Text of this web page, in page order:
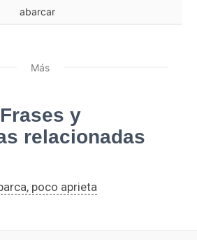
abarcar
Más
Frases y
relacionadas
poco aprieta